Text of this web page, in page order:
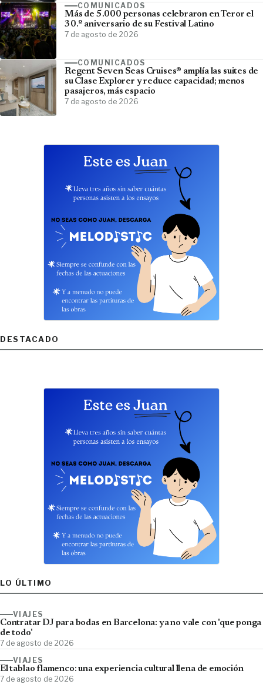
COMUNICADOS
Más de 5.000 personas celebraron en Teror el
30.º aniversario de su Festival Latino
7 de agosto de 2026
COMUNICADOS
Regent Seven Seas Cruises® amplía las suites de
su Clase Explorer y reduce capacidad; menos
pasajeros, más espacio
7 de agosto de 2026
DESTACADO
LO ÚLTIMO
VIAJES
Contratar DJ para bodas en Barcelona: ya no vale con 'que ponga
de todo'
7 de agosto de 2026
VIAJES
El tablao flamenco: una experiencia cultural llena de emoción
7 de agosto de 2026